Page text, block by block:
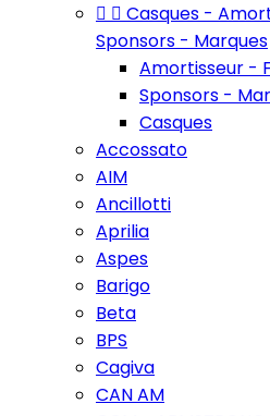
  Casques -
Sponsors - Marques
Amortisseur -
Sponsors -
Casques
Accossato
AIM
Ancillotti
Aprilia
Aspes
Barigo
Beta
BPS
Cagiva
CAN AM